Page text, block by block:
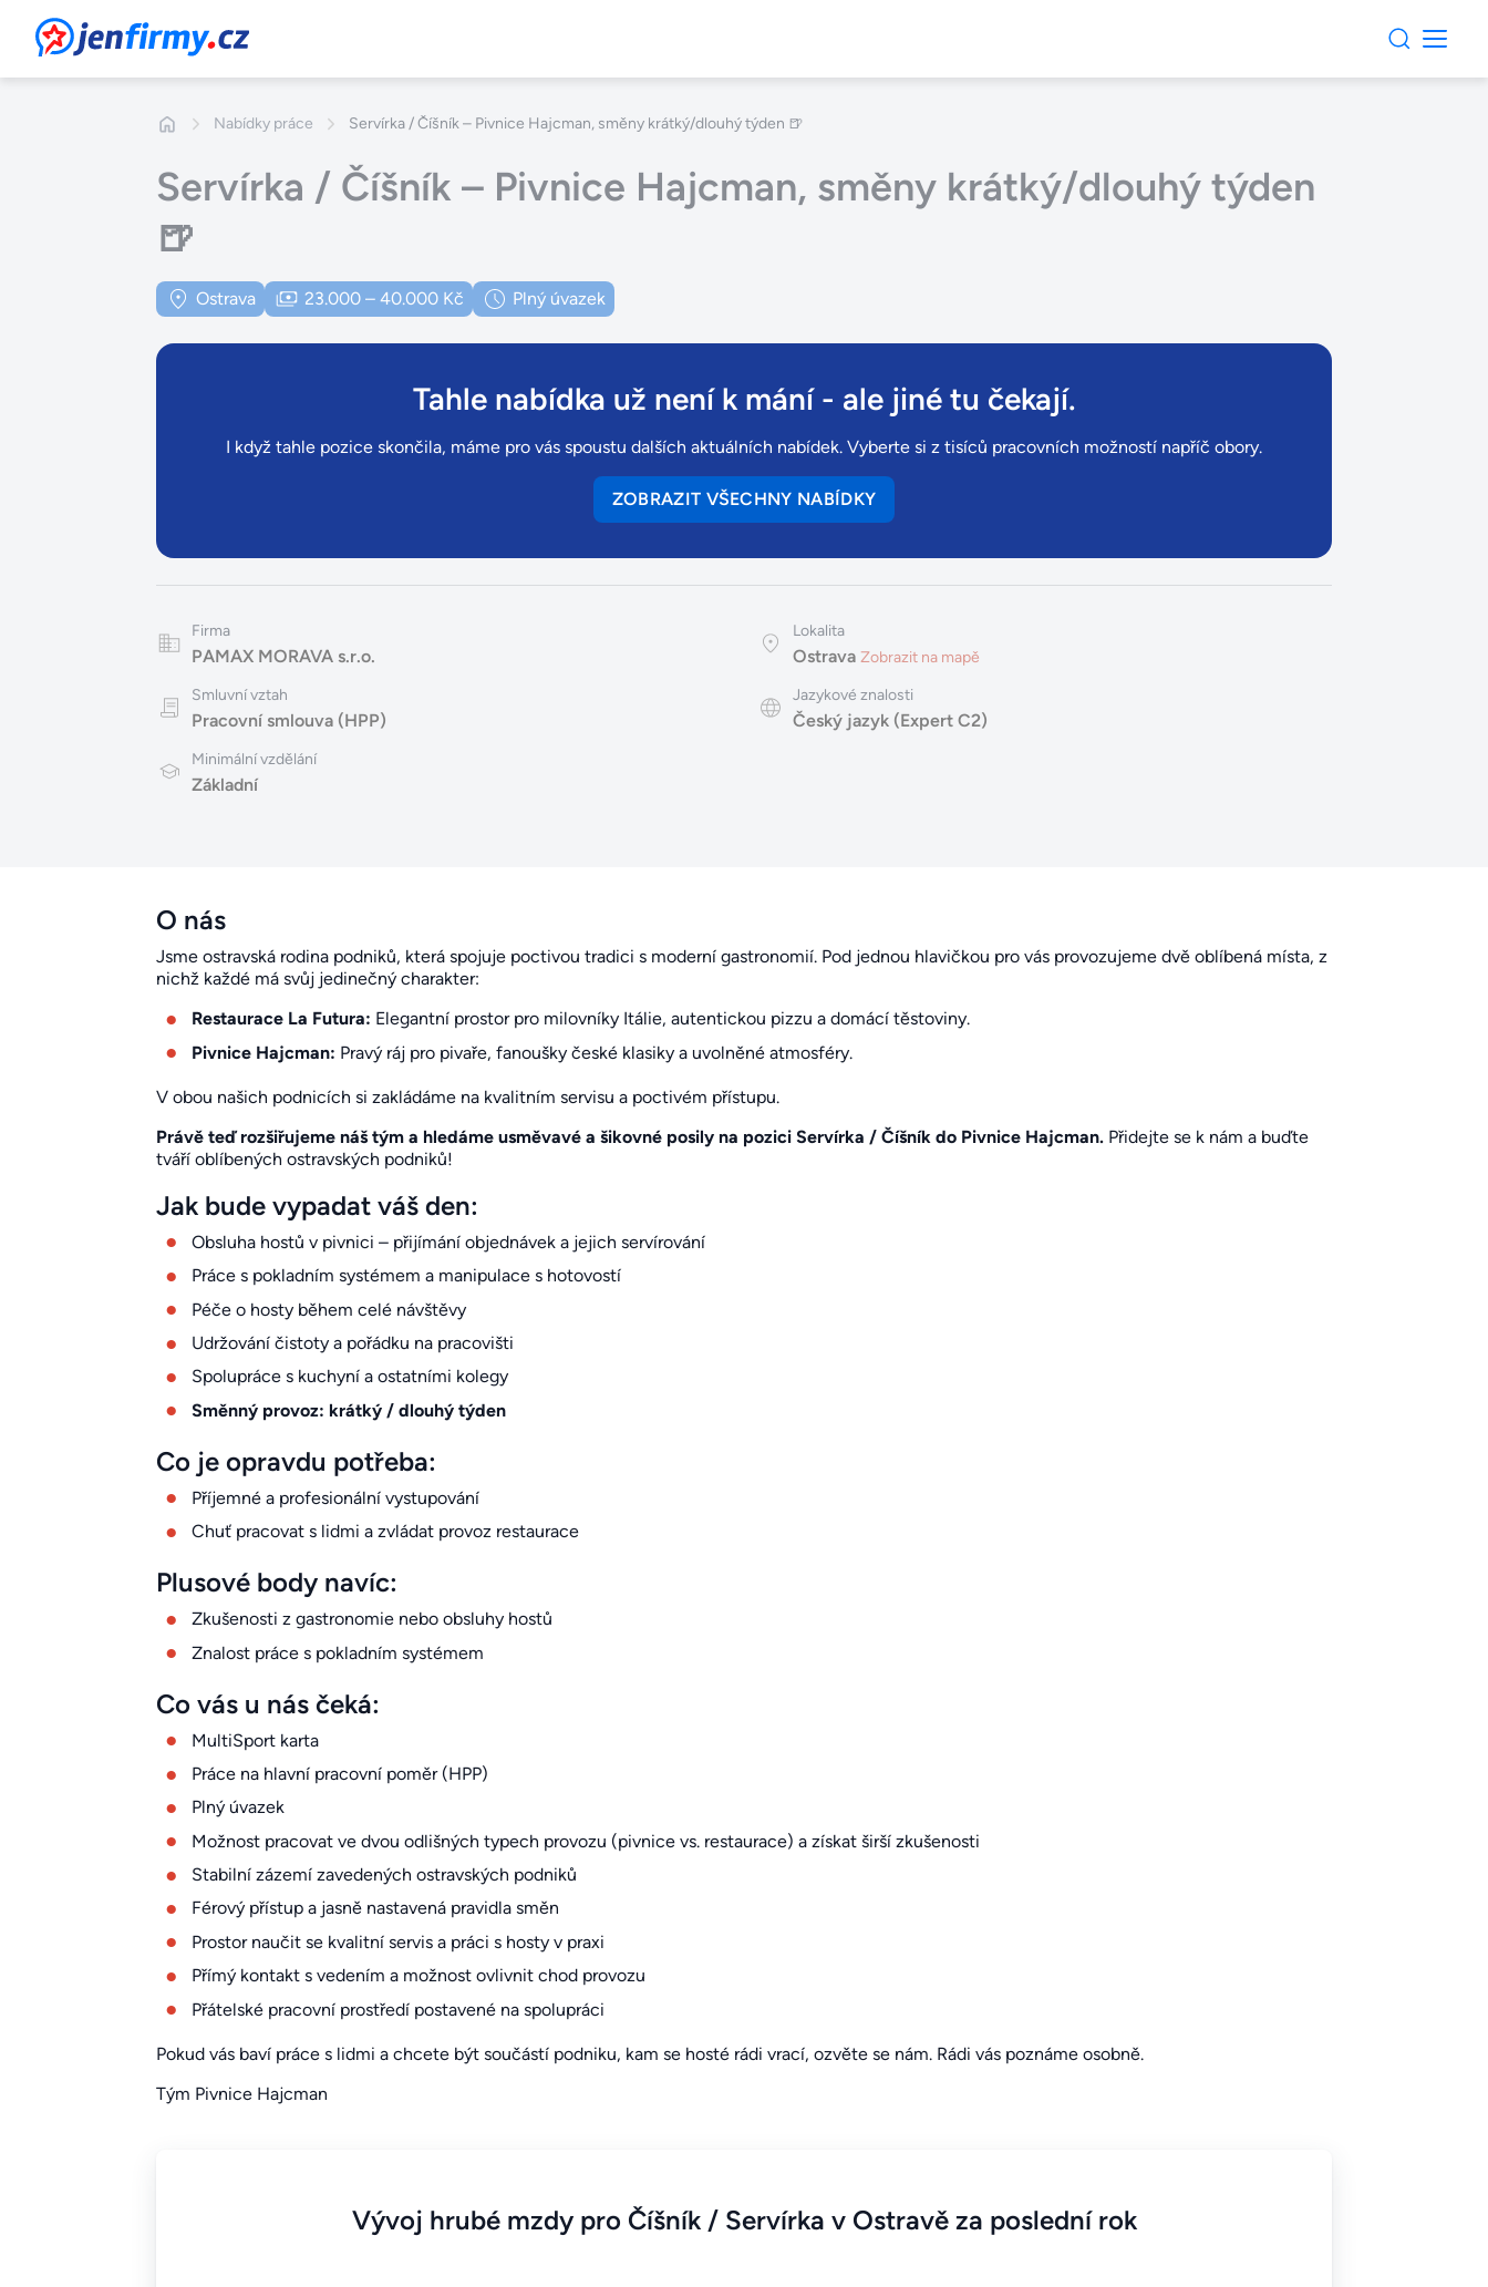
JenFirmy.cz
Nabídky práce Servírka / Číšník – Pivnice Hajcman, směny krátký/dlouhý týden 🍺
Servírka / Číšník – Pivnice Hajcman, směny krátký/dlouhý týden
🍺
Ostrava 23.000 – 40.000 Kč Plný úvazek
Tahle nabídka už není k mání- ale jiné tu čekají.
I když tahle pozice skončila, máme pro vás spoustu dalších aktuálních nabídek. Vyberte si z tisíců pracovních možností napříč obory.
ZOBRAZIT VŠECHNY NABÍDKY
Firma
PAMAX MORAVA s.r.o.
Lokalita
Ostrava Zobrazit na mapě
Smluvní vztah
Pracovní smlouva (HPP)
Jazykové znalosti
Český jazyk (Expert C2)
Minimální vzdělání
Základní
O nás
Jsme ostravská rodina podniků, která spojuje poctivou tradici s moderní gastronomií. Pod jednou hlavičkou pro vás provozujeme dvě oblíbená místa, z
nichž každé má svůj jedinečný charakter:
Restaurace La Futura: Elegantní prostor pro milovníky Itálie, autentickou pizzu a domácí těstoviny.
Pivnice Hajcman: Pravý ráj pro pivaře, fanoušky české klasiky a uvolněné atmosféry.
V obou našich podnicích si zakládáme na kvalitním servisu a poctivém přístupu.
Právě teď rozšiřujeme náš tým a hledáme usměvavé a šikovné posily na pozici Servírka / Číšník do Pivnice Hajcman.Přidejte se k nám a buďte
tváří oblíbených ostravských podniků!
Jak bude vypadat váš den:
Obsluha hostů v pivnici – přijímání objednávek a jejich servírování
Práce s pokladním systémem a manipulace s hotovostí
Péče o hosty během celé návštěvy
Udržování čistoty a pořádku na pracovišti
Spolupráce s kuchyní a ostatními kolegy
Směnný provoz: krátký / dlouhý týden
Co je opravdu potřeba:
Příjemné a profesionální vystupování
Chuť pracovat s lidmi a zvládat provoz restaurace
Plusové body navíc:
Zkušenosti z gastronomie nebo obsluhy hostů
Znalost práce s pokladním systémem
Co vás u nás čeká:
MultiSport karta
Práce na hlavní pracovní poměr (HPP)
Plný úvazek
Možnost pracovat ve dvou odlišných typech provozu (pivnice vs. restaurace) a získat širší zkušenosti
Stabilní zázemí zavedených ostravských podniků
Férový přístup a jasně nastavená pravidla směn
Prostor naučit se kvalitní servis a práci s hosty v praxi
Přímý kontakt s vedením a možnost ovlivnit chod provozu
Přátelské pracovní prostředí postavené na spolupráci
Pokud vás baví práce s lidmi a chcete být součástí podniku, kam se hosté rádi vrací, ozvěte se nám. Rádi vás poznáme osobně.
Tým Pivnice Hajcman
Vývoj hrubé mzdy pro Číšník / Servírka v Ostravě za poslední rok